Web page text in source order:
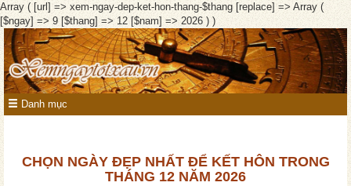
Array ( [url] => xem-ngay-dep-ket-hon-thang-$thang [replace] => Array (
[$ngay] => 9 [$thang] => 12 [$nam] => 2026 ) )
Danh mục
CHỌN NGÀY ĐẸP NHẤT ĐỂ KẾT HÔN TRONG
THÁNG 12 NĂM 2026